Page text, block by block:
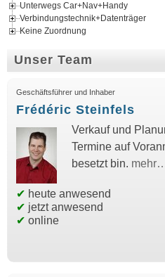
Unterwegs Car+Nav+Handy
Verbindungstechnik+Datenträger
Keine Zuordnung
Unser Team
Geschäftsführer und Inhaber
Frédéric Steinfels
Verkauf und
Termine auf
besetzt bin.
✔ heute anwesend
✔ jetzt anwesend
✔ online